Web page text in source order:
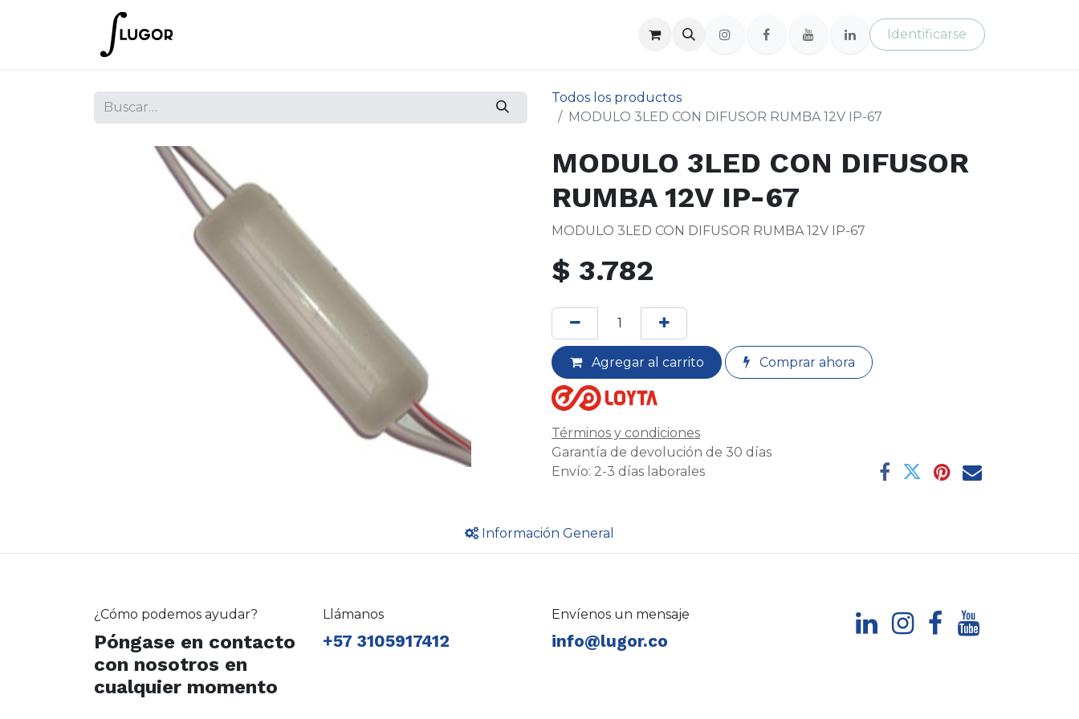
Identificarse
Todos los productos
MODULO 3LED CON DIFUSOR RUMBA 12V IP-67
MODULO 3LED CON DIFUSOR
RUMBA 12V IP-67
MODULO 3LED CON DIFUSOR RUMBA 12V IP-67
$ 3.782
Agregar al carrito Comprar ahora
Términos y condiciones
Garantía de devolución de 30 días
Envío: 2-3 días laborales
Información General
¿Cómo podemos ayudar?
Póngase en contacto
con nosotros en
cualquier momento
Llámanos
+57 3105917412
Envíenos un mensaje
info@lugor.co